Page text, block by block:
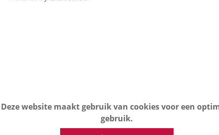
Deze website maakt gebruik van cookies voor een
gebruik.